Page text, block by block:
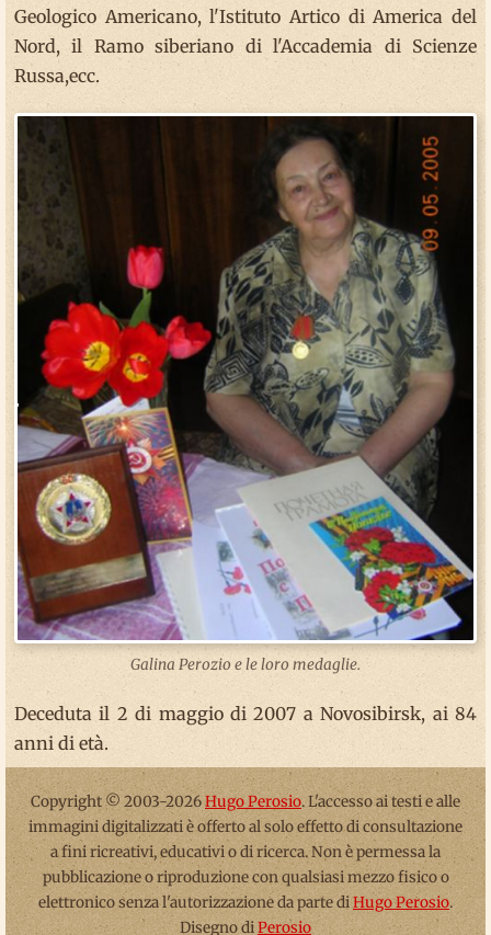
Geologico Americano, l'Istituto Artico di America del
Nord, il Ramo siberiano di l'Accademia di Scienze
Russa,ecc.
Galina Perozio e le loro medaglie.
Deceduta il 2 di maggio di 2007 a Novosibirsk, ai 84
anni di età.
Copyright © 2003-2026Hugo Perosio. L'accesso ai testi e alle
immagini digitalizzati è offerto al solo effetto di consultazione
a fini ricreativi, educativi o di ricerca. Non è permessa la
pubblicazione o riproduzione con qualsiasi mezzo fisico o
elettronico senza l'autorizzazione da parte diHugo Perosio.
Disegno diPerosio